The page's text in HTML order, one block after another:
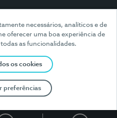
necessários, analíticos e de
oferecer uma boa experiência de
as funcionalidades.
os cookies
preferências